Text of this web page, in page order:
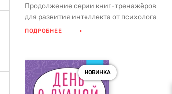
Продолжение серии книг-тренажёров
для развития интеллекта от психолога
Анхельс Наварро! АННОТАЦИЯ ...
ПОДРОБНЕЕ
НОВИНКА